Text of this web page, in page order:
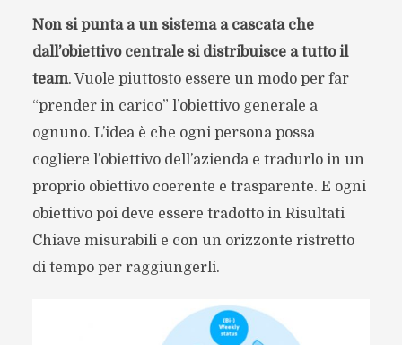
Non si punta a un sistema a cascata che
dall’obiettivo centrale si distribuisce a tutto il
team. Vuole piuttosto essere un modo per far
“prender in carico” l’obiettivo generale a
ognuno. L’idea è che ogni persona possa
cogliere l’obiettivo dell’azienda e tradurlo in un
proprio obiettivo coerente e trasparente. E ogni
obiettivo poi deve essere tradotto in Risultati
Chiave misurabili e con un orizzonte ristretto
di tempo per raggiungerli.